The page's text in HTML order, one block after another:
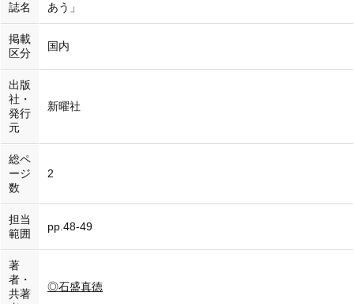
誌名
あう」
掲載
区分
国内
出版
社・
発行
元
新曜社
総ペ
ージ
数
2
担当
範囲
pp.48-49
著
者・
共著
◎石盛真徳